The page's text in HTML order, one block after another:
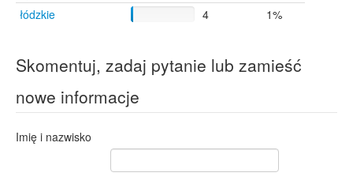
łódzkie
4 1%
Skomentuj, zadaj pytanie lub zamieść
nowe informacje
Imię i nazwisko